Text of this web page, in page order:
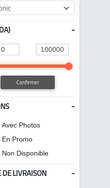
-
Confirmer
-
Avec Photos
En Promo
Non Disponible
LIVRAISON -